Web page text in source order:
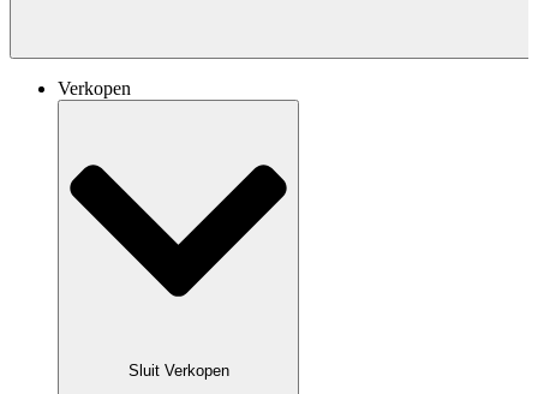
Verkopen
Sluit Verkopen